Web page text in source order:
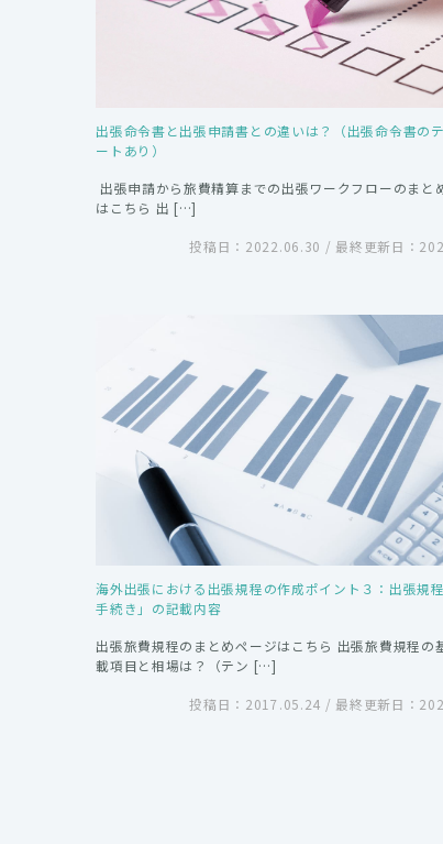
出張命令書と出張申請書との違いは？（出張命令書の
ートあり）
出張申請から旅費精算までの出張ワークフローのまと
はこちら 出 […]
投稿日：2022.06.30 / 最終更新日：
海外出張における出張規程の作成ポイント３：出張規
手続き」の記載内容
出張旅費規程のまとめページはこちら 出張旅費規程の
載項目と相場は？（テン […]
投稿日：2017.05.24 / 最終更新日：